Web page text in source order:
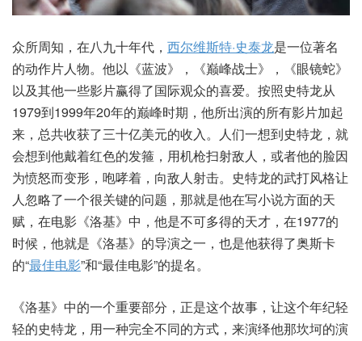
众所周知，在八九十年代， 西尔维斯特·史泰龙是一位著名
的动作片人物。他以《蓝波》，《巅峰战士》，《眼镜蛇》
以及其他一些影片赢得了国际观众的喜爱。按照史特龙从
1979到1999年20年的巅峰时期，他所出演的所有影片加起
来，总共收获了三十亿美元的收入。人们一想到史特龙，就
会想到他戴着红色的发箍，用机枪扫射敌人，或者他的脸因
为愤怒而变形，咆哮着，向敌人射击。史特龙的武打风格让
人忽略了一个很关键的问题，那就是他在写小说方面的天
赋，在电影《洛基》中，他是不可多得的天才，在1977的
时候，他就是《洛基》的导演之一，也是他获得了奥斯卡
的“最佳电影”和“最佳电影”的提名。
《洛基》中的一个重要部分，正是这个故事，让这个年纪轻
轻的史特龙，用一种完全不同的方式，来演绎他那坎坷的演